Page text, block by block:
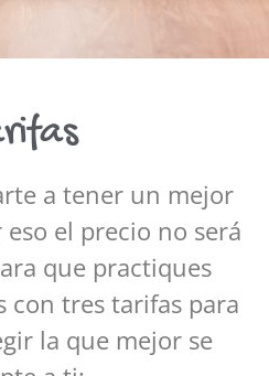
a tener un mejor
el precio no será
que practiques
con tres tarifas para
la que mejor se